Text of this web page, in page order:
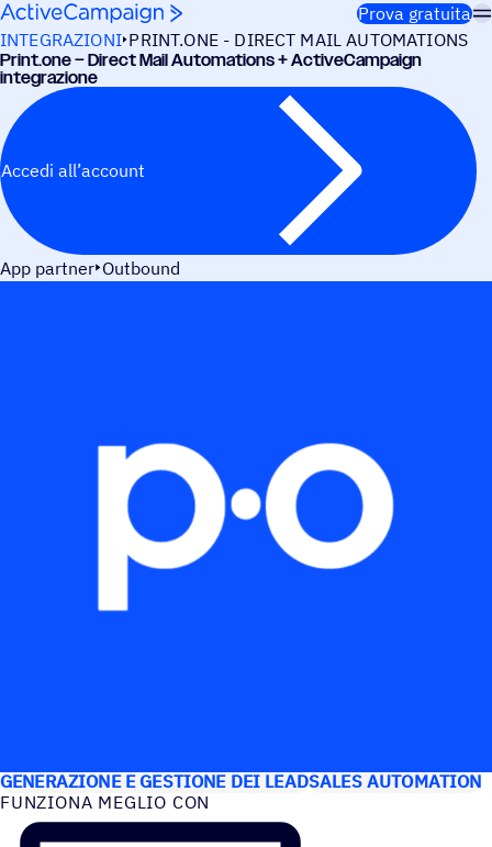
Salta al contenuto
Prova gratuita
INTEGRAZIONI PRINT.ONE - DIRECT MAIL AUTOMATIONS
Print.one – Direct Mail Auto­ma­tions + ActiveCampaign
integrazione
Accedi all’account
App partner Outbound
GENERAZIONE E GESTIONE DEI LEADSALES AUTOMATION
FUNZIONA MEGLIO CON